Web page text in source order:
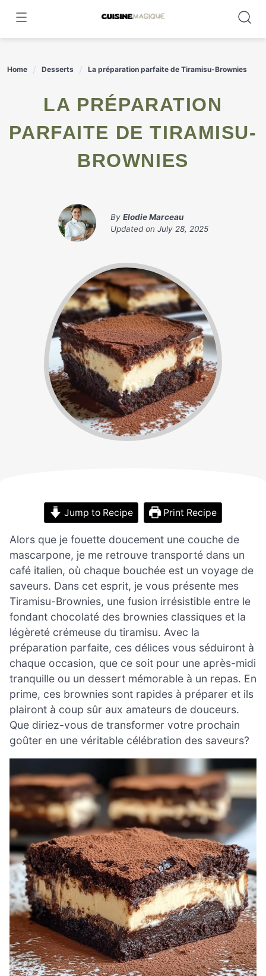
content
Home Desserts La préparation parfaite de Tiramisu-Brownies
LA PRÉPARATION
PARFAITE DE TIRAMISU-
BROWNIES
By Elodie Marceau
Updated on July 28, 2025
Jump to Recipe Print Recipe
Alors que je fouette doucement une couche de
mascarpone, je me retrouve transporté dans un
café italien, où chaque bouchée est un voyage de
saveurs. Dans cet esprit, je vous présente mes
Tiramisu-Brownies, une fusion irrésistible entre le
fondant chocolaté des brownies classiques et la
légèreté crémeuse du tiramisu. Avec la
préparation parfaite, ces délices vous séduiront à
chaque occasion, que ce soit pour une après-midi
tranquille ou un dessert mémorable à un repas. En
prime, ces brownies sont rapides à préparer et ils
plairont à coup sûr aux amateurs de douceurs.
Que diriez-vous de transformer votre prochain
goûter en une véritable célébration des saveurs?